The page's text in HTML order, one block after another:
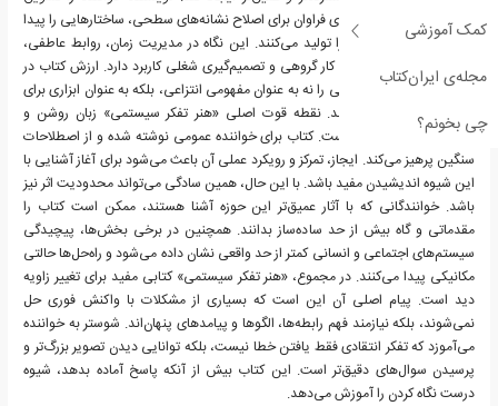
کمک آموزشی
مجله‌ی ایران‌کتاب
چی بخونم؟
می‌کند به جای مصرف انرژی فراوان برای اصلاح نشانه‌های سطحی، ساختارهایی را پیدا
کند که رفتارهای تکراری را تولید می‌کنند. این نگاه در مدیریت زمان، روابط عاطفی،
برنامه‌ریزی مالی، سلامت، کار گروهی و تصمیم‌گیری شغلی کاربرد دارد. ارزش کتاب در
این است که تفکر سیستمی را نه به عنوان مفهومی انتزاعی، بلکه به عنوان ابزاری برای
زندگی بهتر معرفی می‌کند. نقطه قوت اصلی «هنر تفکر سیستمی» زبان روشن و
مثال‌های قابل لمس آن است. کتاب برای خواننده عمومی نوشته شده و از اصطلاحات
سنگین پرهیز می‌کند. ایجاز، تمرکز و رویکرد عملی آن باعث می‌شود برای آغاز آشنایی با
این شیوه اندیشیدن مفید باشد. با این حال، همین سادگی می‌تواند محدودیت اثر نیز
باشد. خوانندگانی که با آثار عمیق‌تر این حوزه آشنا هستند، ممکن است کتاب را
مقدماتی و گاه بیش از حد ساده‌ساز بدانند. همچنین در برخی بخش‌ها، پیچیدگی
سیستم‌های اجتماعی و انسانی کمتر از حد واقعی نشان داده می‌شود و راه‌حل‌ها حالتی
مکانیکی پیدا می‌کنند. در مجموع، «هنر تفکر سیستمی» کتابی مفید برای تغییر زاویه
دید است. پیام اصلی آن این است که بسیاری از مشکلات با واکنش فوری حل
نمی‌شوند، بلکه نیازمند فهم رابطه‌ها، الگوها و پیامدهای پنهان‌اند. شوستر به خواننده
می‌آموزد که تفکر انتقادی فقط یافتن خطا نیست، بلکه توانایی دیدن تصویر بزرگ‌تر و
پرسیدن سوال‌های دقیق‌تر است. این کتاب بیش از آنکه پاسخ آماده بدهد، شیوه
درست نگاه کردن را آموزش می‌دهد.